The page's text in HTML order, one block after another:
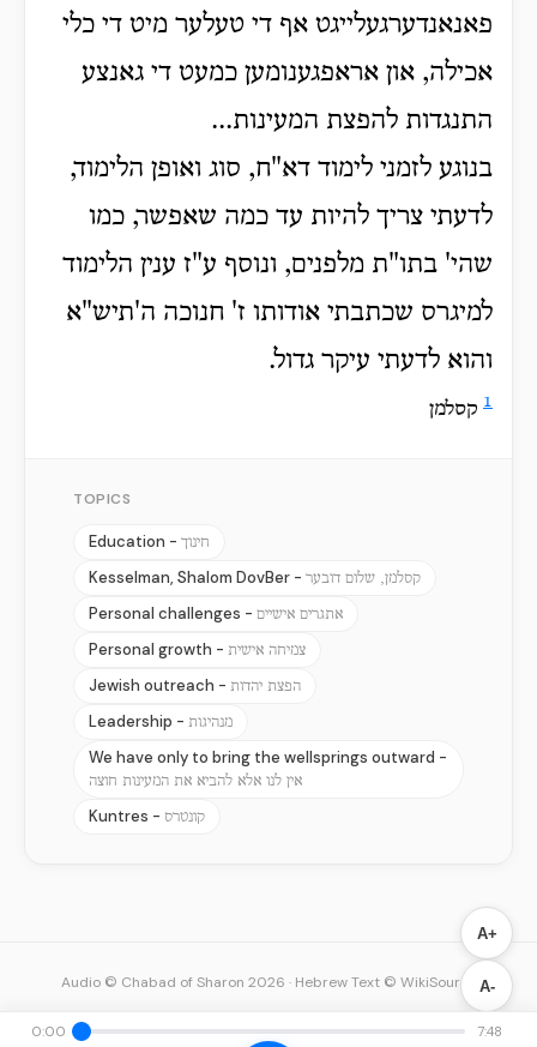
פאנאנדערגעלייגט אף די טעלער מיט די כלי
אכילה, און אראפגענומען כמעט די גאנצע
התנגדות להפצת המעינות...
בנוגע לזמני לימוד דא"ח, סוג ואופן הלימוד,
לדעתי צריך להיות עד כמה שאפשר, כמו
שהי' בתו"ת מלפנים, ונוסף ע"ז ענין הלימוד
למיגרס שכתבתי אודותו ז' חנוכה ה'תיש"א
והוא לדעתי עיקר גדול.
1 קסלמן
TOPICS
Education - חינוך
Kesselman, Shalom DovBer - קסלמן, שלום דובער
Personal challenges - אתגרים אישיים
Personal growth - צמיחה אישית
Jewish outreach - הפצת יהדות
Leadership - מנהיגות
We have only to bring the wellsprings outward -
אין לנו אלא להביא את המעינות חוצה
Kuntres - קונטרס
A+
A-
0:00 7:48
Audio © Chabad of Sharon 2026 · Hebrew Text © WikiSource